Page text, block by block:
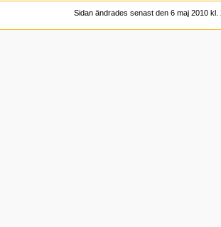
Sidan ändrades senast den 6 maj 2010 kl.